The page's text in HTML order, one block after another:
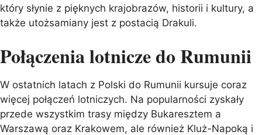
który słynie z pięknych krajobrazów, historii i kultury, a
także utożsamiany jest z postacią Drakuli.
Połączenia lotnicze do Rumunii
W ostatnich latach z Polski do Rumunii kursuje coraz
więcej połączeń lotniczych. Na popularności zyskały
przede wszystkim trasy między Bukaresztem a
Warszawą oraz Krakowem, ale również Kluż-Napoką i